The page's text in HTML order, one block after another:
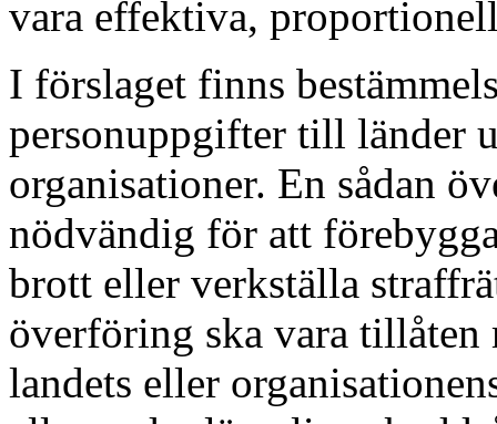
vara effektiva,
I förslaget finns
personuppgifter till länder
organisationer. En sådan
nödvändig för att
brott eller verkställa
överföring ska vara tillåten
landets eller